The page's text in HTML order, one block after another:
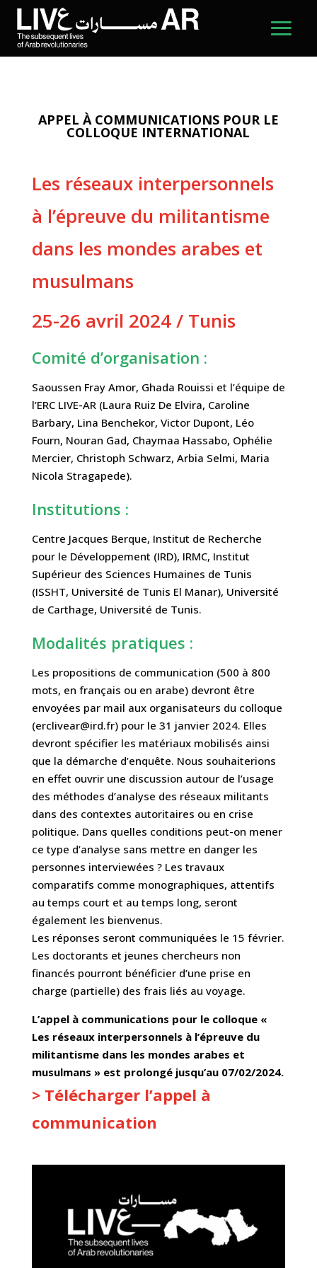
APPEL À COMMUNICATIONS POUR LE
COLLOQUE INTERNATIONAL
Les réseaux interpersonnels
à l’épreuve du militantisme
dans les mondes arabes et
musulmans
25-26 avril 2024 / Tunis
Comité d’organisation :
Saoussen Fray Amor, Ghada Rouissi et l’équipe de
l’ERC LIVE-AR (Laura Ruiz De Elvira, Caroline
Barbary, Lina Benchekor, Victor Dupont, Léo
Fourn, Nouran Gad, Chaymaa Hassabo, Ophélie
Mercier, Christoph Schwarz, Arbia Selmi, Maria
Nicola Stragapede).
Institutions :
Centre Jacques Berque, Institut de Recherche
pour le Développement (IRD), IRMC, Institut
Supérieur des Sciences Humaines de Tunis
(ISSHT, Université de Tunis El Manar), Université
de Carthage, Université de Tunis.
Modalités pratiques :
Les propositions de communication (500 à 800
mots, en français ou en arabe) devront être
envoyées par mail aux organisateurs du colloque
(erclivear@ird.fr) pour le 31 janvier 2024. Elles
devront spécifier les matériaux mobilisés ainsi
que la démarche d’enquête. Nous souhaiterions
en effet ouvrir une discussion autour de l’usage
des méthodes d’analyse des réseaux militants
dans des contextes autoritaires ou en crise
politique. Dans quelles conditions peut-on mener
ce type d’analyse sans mettre en danger les
personnes interviewées ? Les travaux
comparatifs comme monographiques, attentifs
au temps court et au temps long, seront
également les bienvenus.
Les réponses seront communiquées le 15 février.
Les doctorants et jeunes chercheurs non
financés pourront bénéficier d’une prise en
charge (partielle) des frais liés au voyage.
L’appel à communications pour le colloque «
Les réseaux interpersonnels à l’épreuve du
militantisme dans les mondes arabes et
musulmans » est prolongé jusqu’au 07/02/2024.
> Télécharger l’appel à
communication